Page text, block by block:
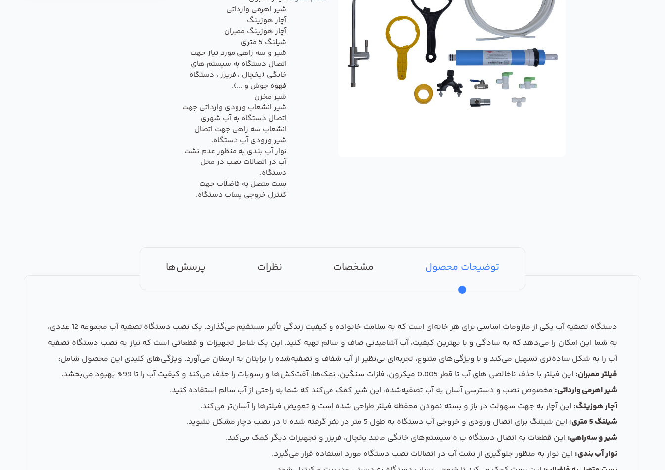
شیر اهرمی وارداتی
آچار هوزینگ
آچار هوزینگ ممبران
شیلنگ 5 متری
شیر و سه راهی مورد نیاز جهت
اتصال دستگاه به سیستم های
خانگی (یخچال ، فریزر ، دستگاه
قهوه جوش و ...).
شیر مخزن
شیر انشعاب ورودی وارداتی جهت
اتصال دستگاه به آب شهری
انشعاب سه راهی جهت اتصال
شیر ورودی آب دستگاه.
نوار آب بندی به منظور عدم نشت
آب در اتصالات نصب در محل
دستگاه.
بست متصل به فاضلاب جهت
کنترل خروجی پساب دستگاه.
توضیحات محصول مشخصات نظرات پرسش‌ها
دستگاه تصفیه آب یکی از ملزومات اساسی برای هر خانه‌ای است که به سلامت خانواده و کیفیت زندگی تأثیر مستقیم می‌گذارد. پک نصب دستگاه تصفیه آب مجموعه 12 عددی،
به شما این امکان را می‌دهد که به سادگی و با بهترین کیفیت، آب آشامیدنی صاف و سالم تهیه کنید. این پک شامل تجهیزات و قطعاتی است که نیاز به نصب دستگاه تصفیه
آب را به شکل ساده‌تری تسهیل می‌کند و با ویژگی‌های متنوع، تجربه‌ای بی‌نظیر از آب شفاف و تصفیه‌شده را برایتان به ارمغان می‌آورد. ویژگی‌های کلیدی این محصول شامل:
فیلتر ممبران: این فیلتر با حذف ناخالصی‌ های آب تا قطر 0.005 میکرون، فلزات سنگین، نمک‌ها، آفت‌کش‌ها و رسوبات را حذف می‌کند و کیفیت آب را تا 99% بهبود می‌بخشد.
شیر اهرمی وارداتی: مخصوص نصب و دسترسی آسان به آب تصفیه‌شده، این شیر کمک می‌کند که شما به راحتی از آب سالم استفاده کنید.
آچار هوزینگ: این آچار به جهت سهولت در باز و بسته نمودن محفظه فیلتر طراحی شده است و تعویض فیلترها را آسان‌تر می‌کند.
شیلنگ 5 متری:
این شیلنگ برای اتصال ورودی و خروجی آب دستگاه به طول 5 متر در نظر گرفته شده تا در نصب دچار مشکل نشوید.
شیر و سه‌راهی: این قطعات به اتصال دستگاه ب ه سیستم‌های خانگی مانند یخچال، فریزر و تجهیزات دیگر کمک می‌کند.
نوار آب بندی: این نوار به منظور جلوگیری از نشت آب در اتصالات نصب دستگاه مورد استفاده قرار می‌گیرد.